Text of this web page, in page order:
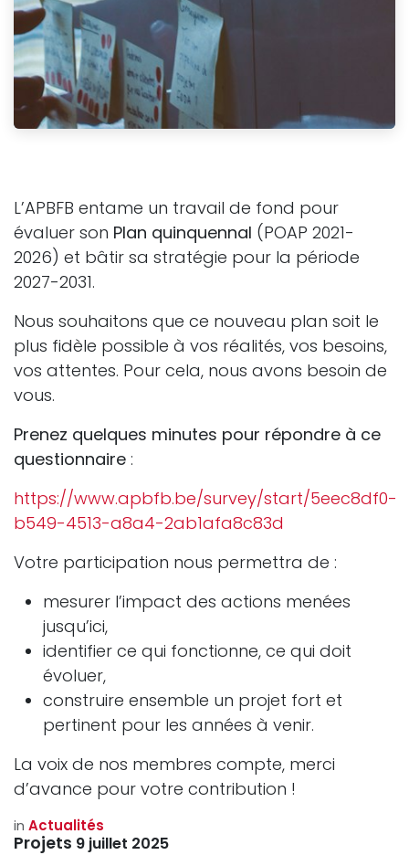
L’APBFB entame un travail de fond pour
évaluer son Plan quinquennal (POAP 2021-
2026) et bâtir sa stratégie pour la période
2027-2031.
Nous souhaitons que ce nouveau plan soit le
plus fidèle possible à vos réalités, vos besoins,
vos attentes. Pour cela, nous avons besoin de
vous.
Prenez quelques minutes pour répondre à ce
questionnaire :
https://www.apbfb.be/survey/start/5eec8df0-
b549-4513-a8a4-2ab1afa8c83d
Votre participation nous permettra de :
mesurer l’impact des actions menées
jusqu’ici,
identifier ce qui fonctionne, ce qui doit
évoluer,
construire ensemble un projet fort et
pertinent pour les années à venir.
La voix de nos membres compte, merci
d’avance pour votre contribution !
in Actualités
Projets 9 juillet 2025